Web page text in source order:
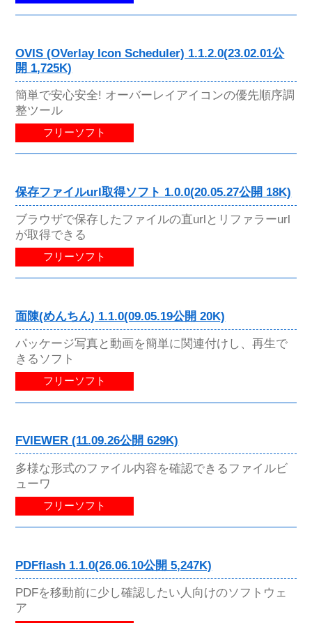
OVIS (OVerlay Icon Scheduler) 1.1.2.0(23.02.01公
開 1,725K)
簡単で安心安全! オーバーレイアイコンの優先順序調
整ツール
フリーソフト
保存ファイルurl取得ソフト 1.0.0(20.05.27公開 18K)
ブラウザで保存したファイルの直urlとリファラーurl
が取得できる
フリーソフト
面陳(めんちん) 1.1.0(09.05.19公開 20K)
パッケージ写真と動画を簡単に関連付けし、再生で
きるソフト
フリーソフト
FVIEWER (11.09.26公開 629K)
多様な形式のファイル内容を確認できるファイルビ
ューワ
フリーソフト
PDFflash 1.1.0(26.06.10公開 5,247K)
PDFを移動前に少し確認したい人向けのソフトウェ
ア